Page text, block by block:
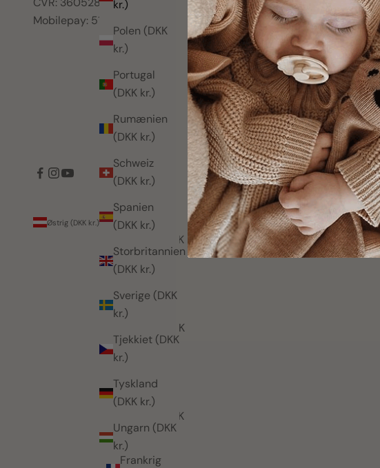
kr.)
Polen (DKK
kr.)
Portugal
(DKK kr.)
Rumænien
(DKK kr.)
Schweiz
(DKK kr.)
Spanien
(DKK kr.)
Storbritannien
(DKK kr.)
Sverige (DKK
kr.)
Tjekkiet (DKK
kr.)
Tyskland
(DKK kr.)
Ungarn (DKK
kr.)
Mobilepay: 511818
Østrig (DKK kr.)
Land
Belgien (DKK
kr.)
(DKK kr.)
Estland (DKK
kr.)
(DKK kr.)
Finland (DKK
kr.)
Frankrig
Dansk
Sprog
Dansk